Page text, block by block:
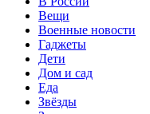
Вещи
Военные новости
Гаджеты
Дети
Дом и сад
Еда
Звёзды